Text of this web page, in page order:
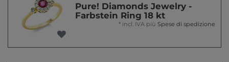
Pure! Diamonds Jewelry -
Farbstein Ring 18 kt
* incl. IVA più Spese di spedizione